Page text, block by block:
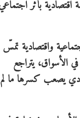
واقتصادية تمسّ
الأسواق، يتراجع
يصعب كسرها ما لم